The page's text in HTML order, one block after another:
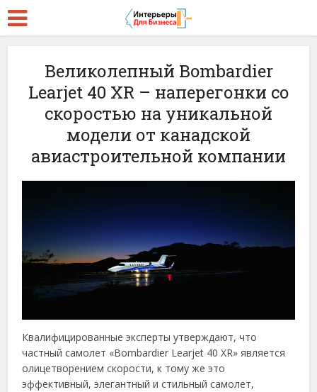
Великолепный Bombardier
Learjet 40 XR – наперегонки со
скоростью на уникальной
модели от канадской
авиастроительной компании
Квалифицированные эксперты утверждают, что
частный самолет «Bombardier Learjet 40 XR» является
олицетворением скорости, к тому же это
эффективный, элегантный и стильный самолет,